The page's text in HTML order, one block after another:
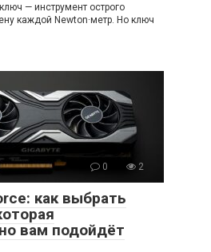
— инструмент острого
каждой Newton·метр. Но ключ
0 2
как выбрать
вам подойдёт